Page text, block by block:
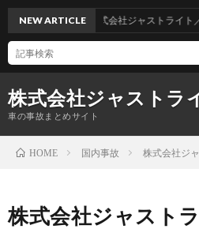
株式会社ジャストラ
車の事故まとめサイト
NEW ARTICLE株式会社ジャストライト／浪
HOME 国内事故 株式会社ジ
株式会社ジャスト